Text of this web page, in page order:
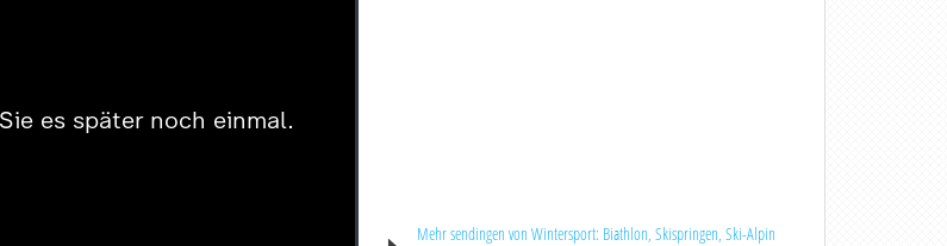
Mehr sendingen von Wintersport: Biathlon, Skispringen, Ski-Alpin